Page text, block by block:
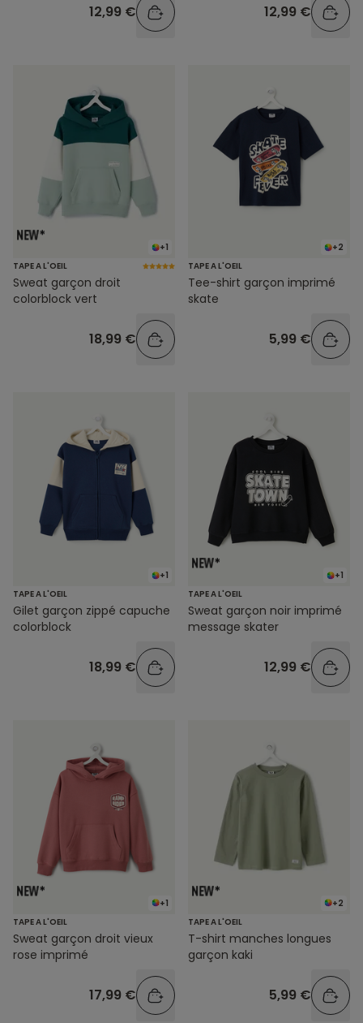
12,99 € 12,99 €
+1
TAPE A L'OEIL
Sweat garçon droit
colorblock vert
18,99 €
+2
TAPE A L'OEIL
Tee-shirt garçon imprimé
skate
5,99 €
+1
TAPE A L'OEIL
Gilet garçon zippé capuche
colorblock
18,99 €
+1
TAPE A L'OEIL
Sweat garçon noir imprimé
message skater
12,99 €
+1
TAPE A L'OEIL
Sweat garçon droit vieux
rose imprimé
17,99 €
+2
TAPE A L'OEIL
T-shirt manches longues
garçon kaki
5,99 €